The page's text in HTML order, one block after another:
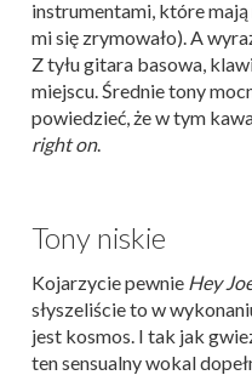
instrumentami, które
mi się zrymowało). A
Z tyłu gitara basowa,
miejscu. Średnie tony
powiedzieć, że w tym
right on.
Tony niskie
Kojarzycie pewnie Hey
słyszeliście to w
jest kosmos. I tak jak
ten sensualny wokal